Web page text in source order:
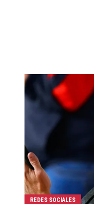
REDES SOCIALES